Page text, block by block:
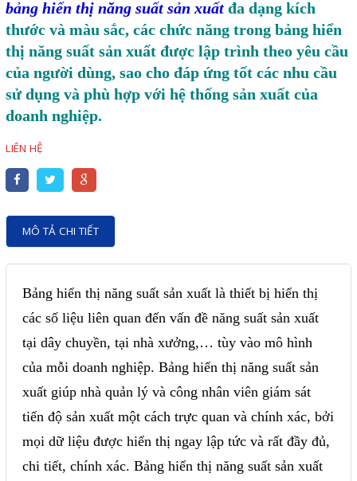
bảng hiển thị năng suất sản xuất đa dạng kích
thước và màu sắc, các chức năng trong bảng hiển
thị năng suất sản xuất được lập trình theo yêu cầu
của người dùng, sao cho đáp ứng tốt các nhu cầu
sử dụng và phù hợp với hệ thống sản xuất của
doanh nghiệp.
LIÊN HỆ
MÔ TẢ CHI TIẾT
Bảng hiển thị năng suất sản xuất là thiết bị hiển thị
các số liệu liên quan đến vấn đề năng suất sản xuất
tại dây chuyền, tại nhà xưởng,… tùy vào mô hình
của mỗi doanh nghiệp. Bảng hiển thị năng suất sản
xuất giúp nhà quản lý và công nhân viên giám sát
tiến độ sản xuất một cách trực quan và chính xác, bởi
mọi dữ liệu được hiển thị ngay lập tức và rất đầy đủ,
chi tiết, chính xác. Bảng hiển thị năng suất sản xuất
Motor Servo / Driver Servo
Cáp lập trình PLC - HMI -
Servo
Cân Điện Tử
Thiết bị thu thập dữ liệu,
truyền và lưu trữ dữ liệu
Thiết bị điều khiển và giám
Thiết bị cảnh báo
Bộ đếm - Bộ hẹn giờ
Đồng hồ đo đa năng
Phụ kiện lắp tủ điện
Giới thiệu
Dịch vụ